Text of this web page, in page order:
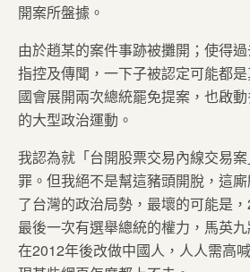
開案所盤據。
由於趙某的案件事跡被攤開；使得
指控及傳聞，一下子被認定可能都
國會展開兩次總統罷免提案，也啟
的大型政治運動。
我認為就「台開股票交易內線交易
罪。但我絕不是幫這豬頭開脫，這
了台灣的政治局勢，最壞的可能是
最後一次有選舉總統的權力，馬英
在2012年後改做中國人，人人需高